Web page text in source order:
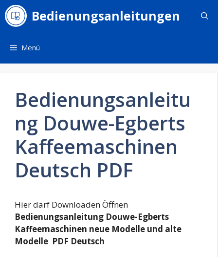
Zum
Inhalt
springen
Bedienungsanleitungen
Menü
Bedienungsanleitu
ng Douwe-Egberts
Kaffeemaschinen
Deutsch PDF
Hier darf Downloaden Öffnen
Bedienungsanleitung Douwe-Egberts
Kaffeemaschinen neue Modelle und alte
Modelle PDF Deutsch